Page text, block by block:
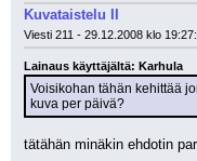
Kuvataistelu II
Viesti 211 - 29.12.2008 klo
Lainaus käyttäjältä: Karhula
Voisikohan tähän kehittää
kuva per päivä?
tätähän minäkin ehdotin